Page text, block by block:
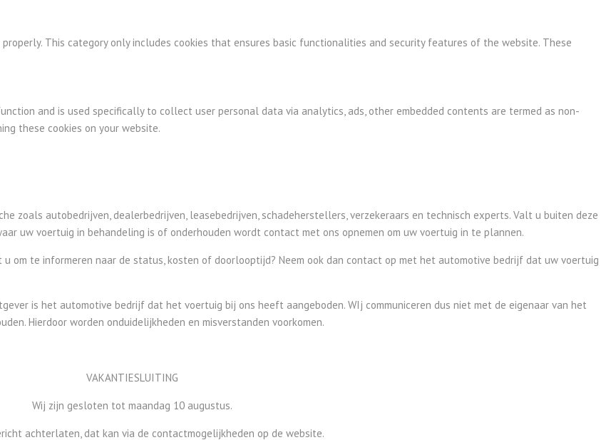
This category only includes cookies that ensures basic functionalities and security features of the website. These
and is used specifically to collect user personal data via analytics, ads, other embedded contents are termed as non-
these cookies on your website.
zoals autobedrijven, dealerbedrijven, leasebedrijven, schadeherstellers, verzekeraars en technisch experts. Valt u buiten deze
uw voertuig in behandeling is of onderhouden wordt contact met ons opnemen om uw voertuig in te plannen.
om te informeren naar de status, kosten of doorlooptijd? Neem ook dan contact op met het automotive bedrijf dat uw voertuig
is het automotive bedrijf dat het voertuig bij ons heeft aangeboden. WIj communiceren dus niet met de eigenaar van het
Hierdoor worden onduidelijkheden en misverstanden voorkomen.
VAKANTIESLUITING
Wij zijn gesloten tot maandag 10 augustus.
achterlaten, dat kan via de contactmogelijkheden op de website.